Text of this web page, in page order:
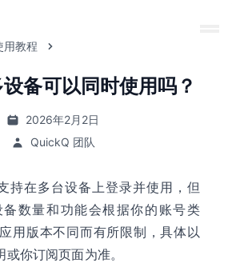
用教程
备可以同时使用吗？
2026年2月2日
QuickQ 团队
持在多台设备上登录并使用，但
数量和功能会根据你的账号类
用版本不同而有所限制，具体以
你订阅页面为准。